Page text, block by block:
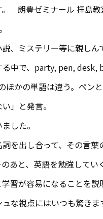
朗豊ゼミナール 拝島教
、ミステリー等に親しん
中で、 party, pen, desk,
ほかの単語は違う。ペン
」と発言。
した。
を出し合って、その言葉
あと、英語を勉強してい
習が容易になることを
な視点にはいつも驚きま